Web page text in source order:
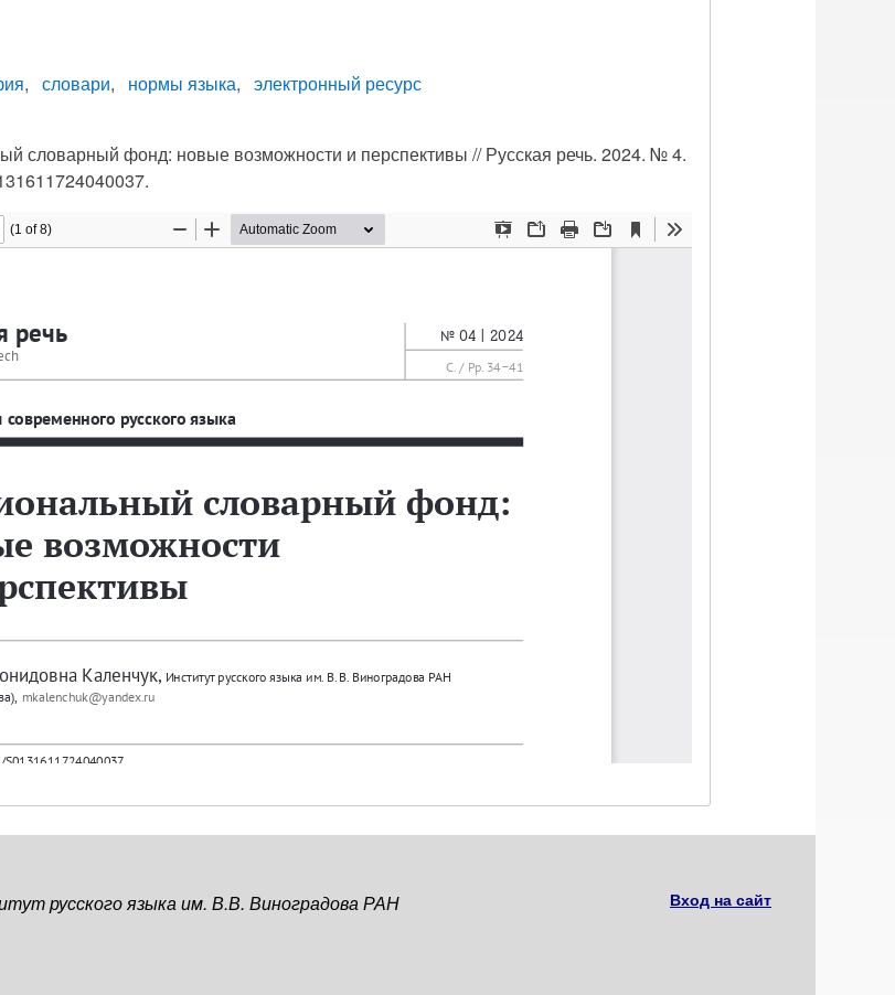
словари нормы языка
электронный ресурс
словарный фонд: новые возможности и перспективы // Русская речь. 2024. № 4.
русского языка им. В.В. Виноградова РАН
Вход на сайт